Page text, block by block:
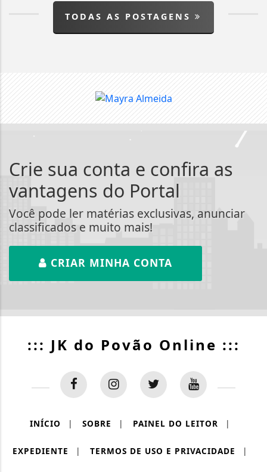
TODAS AS POSTAGENS
Crie sua conta e confira as
vantagens do Portal
Você pode ler matérias exclusivas, anunciar
classificados e muito mais!
CRIAR MINHA CONTA
::: JK do Povão Online :::
INÍCIO | SOBRE | PAINEL DO LEITOR |
EXPEDIENTE | TERMOS DE USO E PRIVACIDADE |